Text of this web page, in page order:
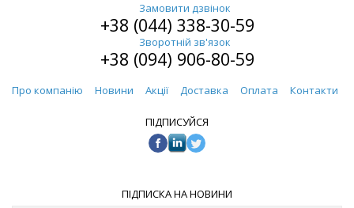
Замовити дзвінок
+38 (044) 338-30-59
Зворотній зв'язок
+38 (094) 906-80-59
Про компанію Новини Акції Доставка Оплата Контакти
ПІДПИСУЙСЯ
ПІДПИСКА НА НОВИНИ